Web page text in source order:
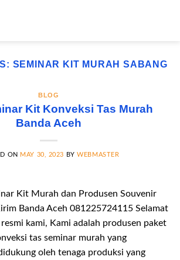
SEMINAR KIT MURAH SABANG
BLOG
Kit Konveksi Tas Murah
Banda Aceh
ON MAY 30, 2023 BYWEBMASTER
Kit Murah dan Produsen Souvenir
Banda Aceh 081225724115 Selamat
kami, Kami adalah produsen paket
tas seminar murah yang
oleh tenaga produksi yang